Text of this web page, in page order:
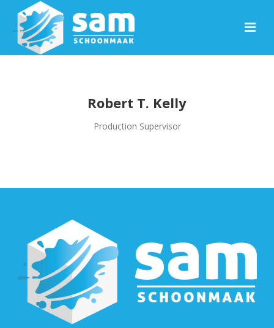
Robert T. Kelly
Production Supervisor